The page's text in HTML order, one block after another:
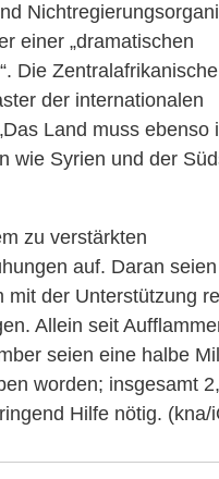
einer „dramatischen
Die
der internationalen
Land muss ebenso
wie Syrien und der
zu verstärkten
auf. Daran
mit der Unterstützung
Allein seit
seien eine halbe
worden; insgesamt
Hilfe nötig. (kna/